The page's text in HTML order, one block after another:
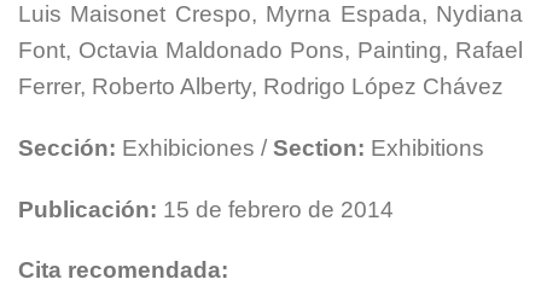
Luis Maisonet Crespo, Myrna Espada, Nydiana
Font, Octavia Maldonado Pons, Painting, Rafael
Ferrer, Roberto Alberty, Rodrigo López Chávez
Sección: Exhibiciones / Section: Exhibitions
Publicación: 15 de febrero de 2014
Cita recomendada: